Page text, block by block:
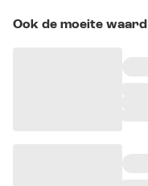
Ook de moeite waard